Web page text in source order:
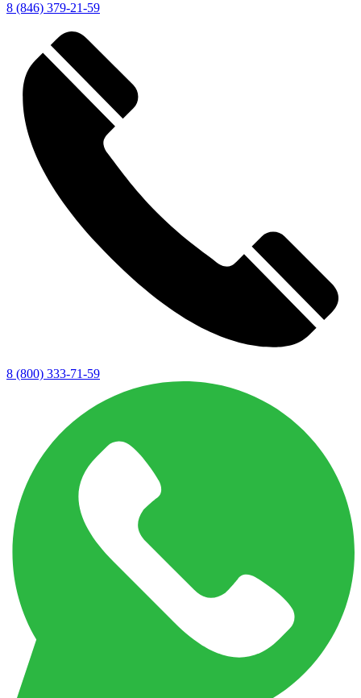
8 (846) 379-21-59
8 (800) 333-71-59